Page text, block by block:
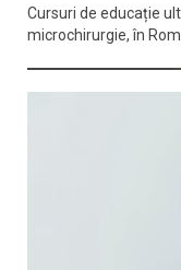
Cursuri de educație
microchirurgie, în